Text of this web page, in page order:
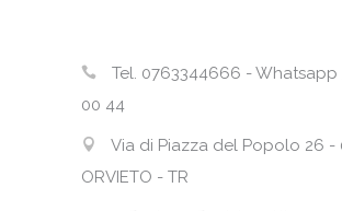
Tel. 0763344666 - Whatsapp
00 44
Via di Piazza del Popolo 26 -
ORVIETO - TR